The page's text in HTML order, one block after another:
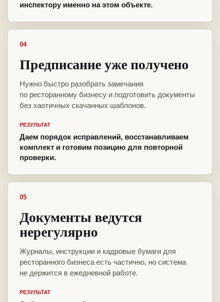
инспектору именно на этом объекте.
04
Предписание уже получено
Нужно быстро разобрать замечания
по ресторанному бизнесу и подготовить документы
без хаотичных скачанных шаблонов.
РЕЗУЛЬТАТ
Даем порядок исправлений, восстанавливаем
комплект и готовим позицию для повторной
проверки.
05
Документы ведутся
нерегулярно
Журналы, инструкции и кадровые бумаги для
ресторанного бизнеса есть частично, но система
не держится в ежедневной работе.
РЕЗУЛЬТАТ